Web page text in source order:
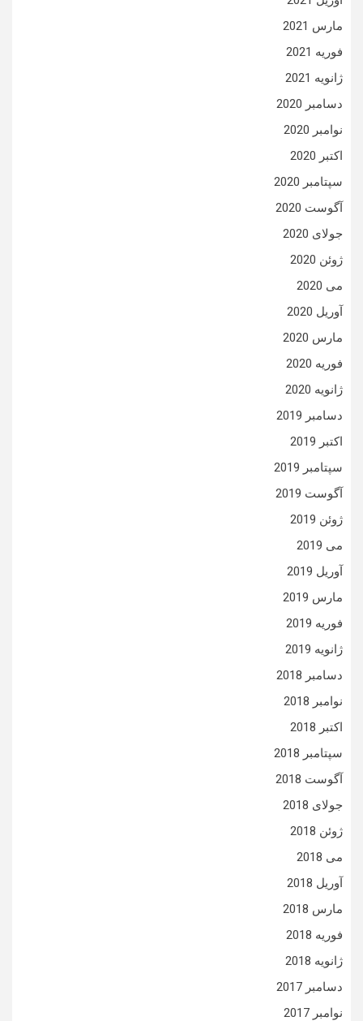
مارس 2021
فوریه 2021
ژانویه 2021
دسامبر 2020
نوامبر 2020
اکتبر 2020
سپتامبر 2020
آگوست 2020
جولای 2020
ژوئن 2020
می 2020
آوریل 2020
مارس 2020
فوریه 2020
ژانویه 2020
دسامبر 2019
اکتبر 2019
سپتامبر 2019
آگوست 2019
ژوئن 2019
می 2019
آوریل 2019
مارس 2019
فوریه 2019
ژانویه 2019
دسامبر 2018
نوامبر 2018
اکتبر 2018
سپتامبر 2018
آگوست 2018
جولای 2018
ژوئن 2018
می 2018
آوریل 2018
مارس 2018
فوریه 2018
ژانویه 2018
دسامبر 2017
نوامبر 2017